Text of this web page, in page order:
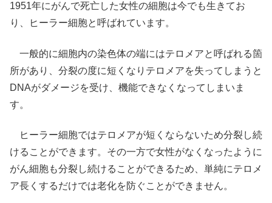
1951年にがんで死亡した女性の細胞は今でも生きてお
り、ヒーラー細胞と呼ばれています。
一般的に細胞内の染色体の端にはテロメアと呼ばれる箇
所があり、分裂の度に短くなりテロメアを失ってしまうと
DNAがダメージを受け、機能できなくなってしまいま
す。
ヒーラー細胞ではテロメアが短くならないため分裂し続
けることができます。その一方で女性がなくなったように
がん細胞も分裂し続けることができるため、単純にテロメ
ア長くするだけでは老化を防ぐことができません。